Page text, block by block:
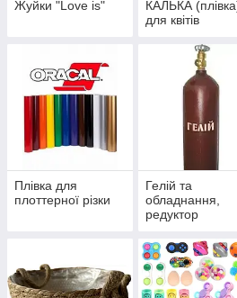
Жуйки "Love is"
КАЛЬКА
для квітів
Плівка для
плоттерної різки
Гелій та
обладнання,
редуктор